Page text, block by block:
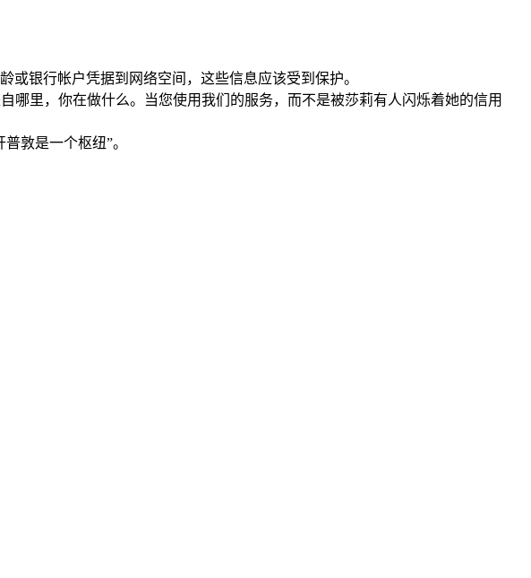
或银行帐户凭据到网络空间，这些信息应该受到保护。
哪里，你在做什么。当您使用我们的服务，而不是被莎莉有人闪烁着她的信用
敦是一个枢纽”。